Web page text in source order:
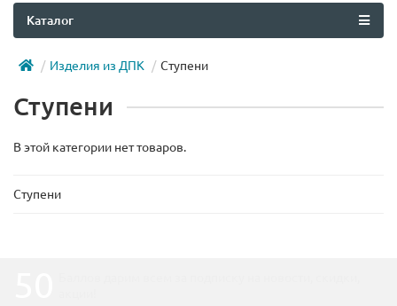
Каталог
Изделия из ДПК Ступени
Ступени
В этой категории нет товаров.
Ступени